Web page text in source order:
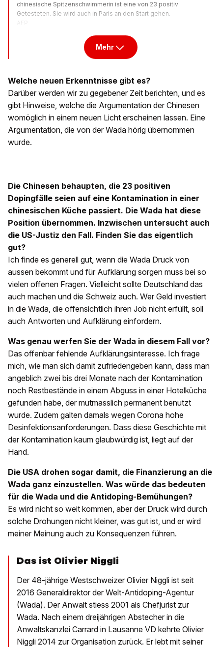
chinesische Spitzenschwimmerin ist eine von 23 positiv
Getesteten. Sie wird auch in Paris an den Start gehen.
AFP
Mehr
Welche neuen Erkenntnisse gibt es?
Darüber werden wir zu gegebener Zeit berichten, und es
gibt Hinweise, welche die Argumentation der Chinesen
womöglich in einem neuen Licht erscheinen lassen. Eine
Argumentation, die von der Wada hörig übernommen
wurde.
Die Chinesen behaupten, die 23 positiven
Dopingfälle seien auf eine Kontamination in einer
chinesischen Küche passiert. Die Wada hat diese
Position übernommen. Inzwischen untersucht auch
die US-Justiz den Fall. Finden Sie das eigentlich
gut?
Ich finde es generell gut, wenn die Wada Druck von
aussen bekommt und für Aufklärung sorgen muss bei so
vielen offenen Fragen. Vielleicht sollte Deutschland das
auch machen und die Schweiz auch. Wer Geld investiert
in die Wada, die offensichtlich ihren Job nicht erfüllt, soll
auch Antworten und Aufklärung einfordern.
Was genau werfen Sie der Wada in diesem Fall vor?
Das offenbar fehlende Aufklärungsinteresse. Ich frage
mich, wie man sich damit zufriedengeben kann, dass man
angeblich zwei bis drei Monate nach der Kontamination
noch Restbestände in einem Abguss in einer Hotelküche
gefunden habe, der mutmasslich permanent benutzt
wurde. Zudem galten damals wegen Corona hohe
Desinfektionsanforderungen. Dass diese Geschichte mit
der Kontamination kaum glaubwürdig ist, liegt auf der
Hand.
Die USA drohen sogar damit, die Finanzierung an die
Wada ganz einzustellen. Was würde das bedeuten
für die Wada und die Antidoping-Bemühungen?
Es wird nicht so weit kommen, aber der Druck wird durch
solche Drohungen nicht kleiner, was gut ist, und er wird
meiner Meinung auch zu Konsequenzen führen.
Das ist Olivier Niggli
Der 48-jährige Westschweizer Olivier Niggli ist seit
2016 Generaldirektor der Welt-Antidoping-Agentur
(Wada). Der Anwalt stiess 2001 als Chefjurist zur
Wada. Nach einem dreijährigen Abstecher in die
Anwaltskanzlei Carrard in Lausanne VD kehrte Olivier
Niggli 2014 zur Organisation zurück. Er lebt mit seiner